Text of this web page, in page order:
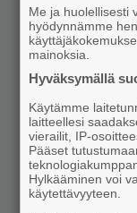
Me ja huolellisesti
hyödynnämme
mainoksia.
Hyväksymällä
Käytämme
laitteellesi
vierailit, IP-
Pääset
Hylkääminen voi
käytettävyyteen.